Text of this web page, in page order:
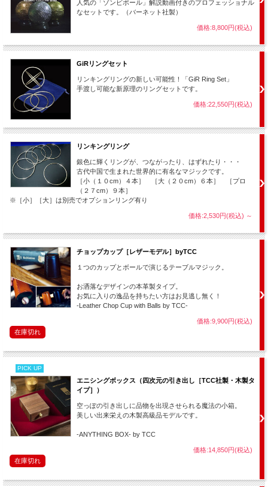
そして何よりこの手品の練習には、マジシャンにとって重要な基本要素も詰まって
います。
値段も安いので初心者の方には是非体験しておいてもらいたいトリックです。
↓↓↓
※日本語動画解説付きモデル登場！紙の説明書では掴みにくかった「演技の重要な
コツ」部分がとても理解しやすくなっています。
【解説動画内容】
（DVDとオンライン両方で視聴可）
・演技
・はじめに知っておいてほしい事
・構造解説
・演技手順解説
・味付け＆心理操作解説
・別のクライマックス手順の解説
・最後に（結婚式で使える手順について等）
・結婚式などでは、赤い２本の糸（ロープ）がつながって１本になる【のびるロー
プ】や、運命の糸で結ばれた２人が同じカードを選ぶ【スプリットデック
のマジックと組み合わせて演じると面白いかと思います。
・「見えない」シリーズとして、今度は「見えないトランプというのを見た事はあ
りますか？」と【インビジブルデック】につなげたり、「見えない何か」を捕まえ
て【ゴーストハンカチーフ】を演じるのも面白いです。
・「目の検査」というテーマです。「ここの糸、見えませんか？」とチャイニーズ
カラーチェンジングハンカチーフ】は「何色です
か？」と聞き（答えた瞬間に変化させてしまう。）、【
の形は？」と聞き（答えた瞬間に変化させてしまう。）、検査結果を伝えて眼科に
・他にも観客とのやり取りを楽しむタイプのマジックと組み合わせて笑いと驚きの
あるショーを。
（パーティーでは、【はずまないゴムボール】、【ラッキーチャンス！】、【メガ
ハズレ】等、テーブルでは、【
イナタウンハーフ 】、【 ミニチュア・ダイスボックス 】などなど）
昔から現在まで色あせない超名作マジック！
動画解説でマジシャンにとって大切な「演技のコツ」がしっかり学べ
人気の「ゾンビボール」解説動画付きのプロフェッショナル
なセットです。（バーネット社製）
価格:8,800円(税込)
GiRリングセット
リンキングリングの新しい可能性！「GiR Ring Set」
手渡し可能な新原理のリングセットです。
価格:22,550円(税込)
リンキングリング
銀色に輝くリングが、つながったり、はずれたり・・・
古代中国で生まれた世界的に有名なマジックです。
［小（１０cm）４本］ ［大（２０cm）６本］ ［プロ
（２７cm）９本］
※［小］［大］は別売でオプションリング有り
価格:2,530円(税込) ～
チョップカップ［レザーモデル］byTCC
１つのカップとボールで演じるテーブルマジック。
お洒落なデザインの本革製タイプ。
お気に入りの逸品を持ちたい方はお見逃し無く！
-Leather Chop Cup with Balls by TCC-
価格:9,900円(税込)
在庫切れ
PICK UP
エニシングボックス（四次元の引き出し［TCC社製・木製タ
イプ］）
空っぽの引き出しに品物を出現させられる魔法の小箱。
美しい出来栄えの木製高級品モデルです。
-ANYTHING BOX- by TCC
価格:14,850円(税込)
在庫切れ